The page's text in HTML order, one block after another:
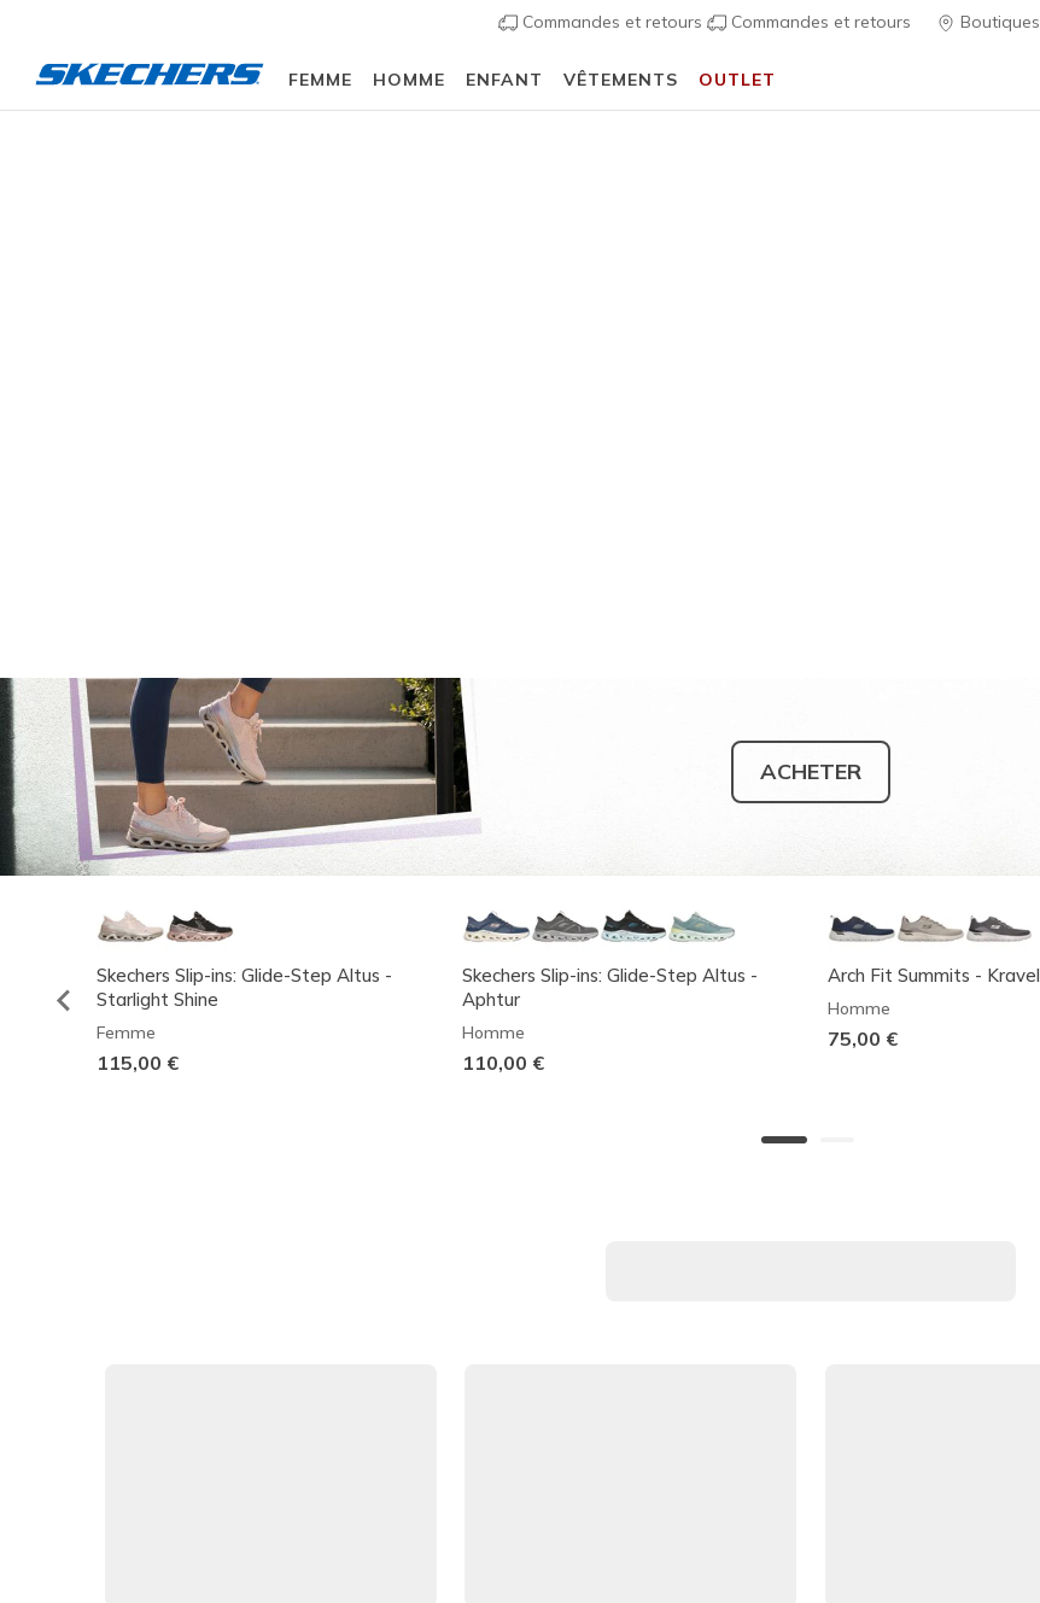
Commandes et retours Commandes et retours Boutiques
FEMME HOMME ENFANT VÊTEMENTS OUTLET
ACHETER
Skechers Slip-ins: Glide-Step Altus -
Starlight Shine
Femme
115,00 €
Skechers Slip-ins: Glide-Step Altus -
Aphtur
Homme
110,00 €
Arch Fit Summits - Kravel
Homme
75,00 €